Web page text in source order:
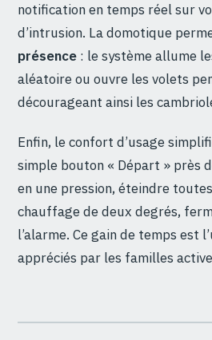
notification en temps réel sur
d’intrusion. La domotique
présence : le système allume
aléatoire ou ouvre les volets
décourageant ainsi les
Enfin, le confort d’usage
simple bouton « Départ » près
en une pression, éteindre
chauffage de deux degrés,
l’alarme. Ce gain de temps est
appréciés par les familles